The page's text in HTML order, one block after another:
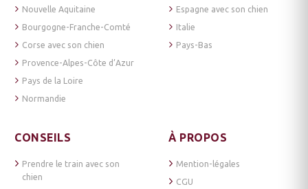
Nouvelle Aquitaine
Bourgogne-Franche-Comté
Corse avec son chien
Provence-Alpes-Côte d’Azur
Pays de la Loire
Normandie
Espagne avec son chien
Italie
Pays-Bas
CONSEILS
Prendre le train avec son
chien
À PROPOS
Mention-légales
CGU